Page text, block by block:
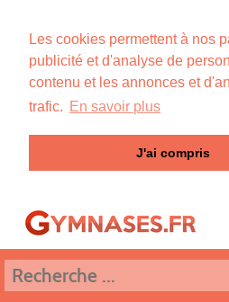
Les cookies permettent à nos
publicité et d'analyse de
contenu et les annonces et
trafic. En savoir plus
J'ai compris